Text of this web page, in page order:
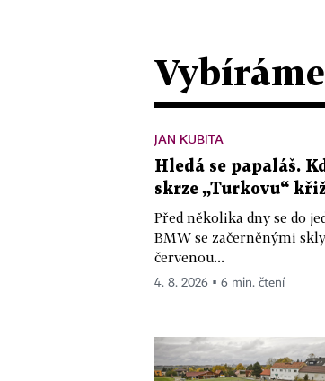
JAN KUBITA
Hledá se papaláš.
skrze „Turkovu“
Před několika dny se do
BMW se začerněnými
červenou...
4. 8. 2026 ▪ 6 min. čtení